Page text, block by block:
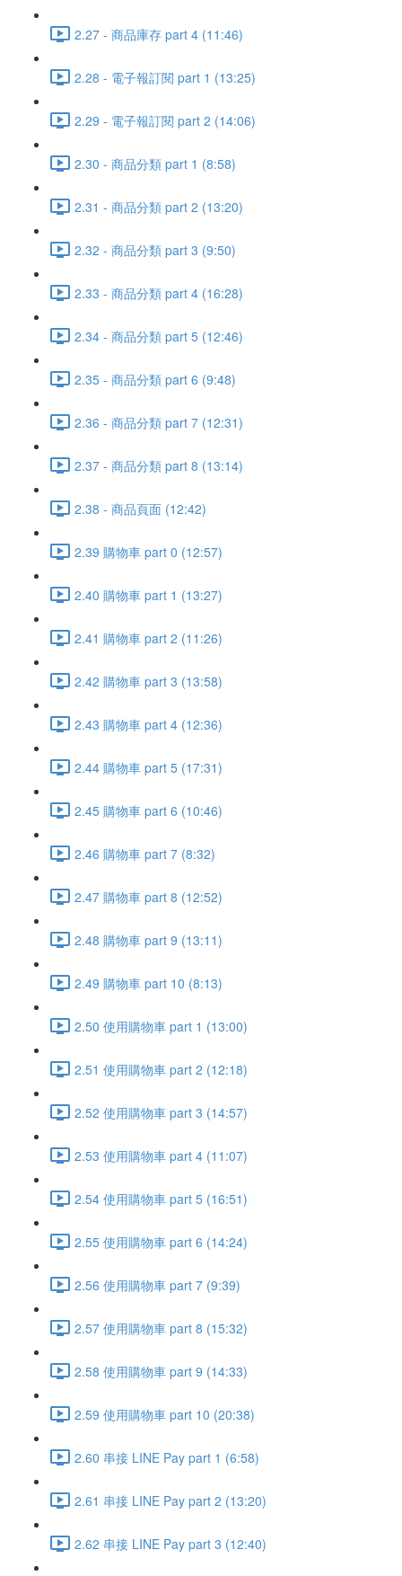
2.27 - 商品庫存 part 4 (11:46)
2.28 - 電子報訂閱 part 1 (13:25)
2.29 - 電子報訂閱 part 2 (14:06)
2.30 - 商品分類 part 1 (8:58)
2.31 - 商品分類 part 2 (13:20)
2.32 - 商品分類 part 3 (9:50)
2.33 - 商品分類 part 4 (16:28)
2.34 - 商品分類 part 5 (12:46)
2.35 - 商品分類 part 6 (9:48)
2.36 - 商品分類 part 7 (12:31)
2.37 - 商品分類 part 8 (13:14)
2.38 - 商品頁面 (12:42)
2.39 購物車 part 0 (12:57)
2.40 購物車 part 1 (13:27)
2.41 購物車 part 2 (11:26)
2.42 購物車 part 3 (13:58)
2.43 購物車 part 4 (12:36)
2.44 購物車 part 5 (17:31)
2.45 購物車 part 6 (10:46)
2.46 購物車 part 7 (8:32)
2.47 購物車 part 8 (12:52)
2.48 購物車 part 9 (13:11)
2.49 購物車 part 10 (8:13)
2.50 使用購物車 part 1 (13:00)
2.51 使用購物車 part 2 (12:18)
2.52 使用購物車 part 3 (14:57)
2.53 使用購物車 part 4 (11:07)
2.54 使用購物車 part 5 (16:51)
2.55 使用購物車 part 6 (14:24)
2.56 使用購物車 part 7 (9:39)
2.57 使用購物車 part 8 (15:32)
2.58 使用購物車 part 9 (14:33)
2.59 使用購物車 part 10 (20:38)
2.60 串接 LINE Pay part 1 (6:58)
2.61 串接 LINE Pay part 2 (13:20)
2.62 串接 LINE Pay part 3 (12:40)